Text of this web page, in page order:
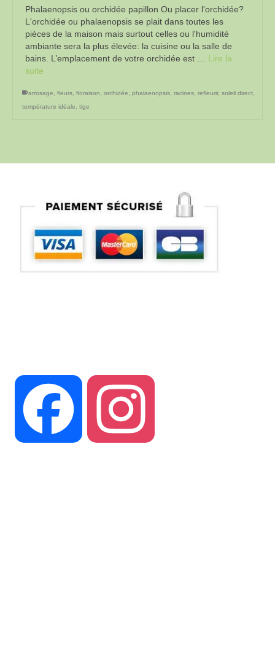
Phalaenopsis ou orchidée papillon Ou placer l'orchidée?
L'orchidée ou phalaenopsis se plait dans toutes les
pièces de la maison mais surtout celles ou l'humidité
ambiante sera la plus élevée: la cuisine ou la salle de
bains. L’emplacement de votre orchidée est … Lire la
suite
arrosage fleurs floraison orchidée phalaenopsis racines refleurir, soleil direct
température idéale
tige
Facebook